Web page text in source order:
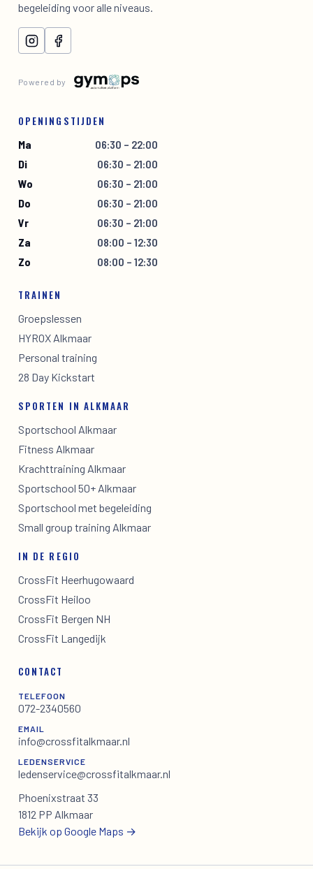
begeleiding voor alle niveaus.
Powered by
OPENINGSTIJDEN
Ma
06:30 – 22:00
Di
06:30 – 21:00
Wo
06:30 – 21:00
Do
06:30 – 21:00
Vr
06:30 – 21:00
Za
08:00 – 12:30
Zo
08:00 – 12:30
TRAINEN
Groepslessen
HYROX Alkmaar
Personal training
28 Day Kickstart
SPORTEN IN ALKMAAR
Sportschool Alkmaar
Fitness Alkmaar
Krachttraining Alkmaar
Sportschool 50+ Alkmaar
Sportschool met begeleiding
Small group training Alkmaar
IN DE REGIO
CrossFit Heerhugowaard
CrossFit Heiloo
CrossFit Bergen NH
CrossFit Langedijk
CONTACT
TELEFOON
072-2340560
EMAIL
info@crossfitalkmaar.nl
LEDENSERVICE
ledenservice@crossfitalkmaar.nl
Phoenixstraat 33
1812 PP Alkmaar
Bekijk op Google Maps →